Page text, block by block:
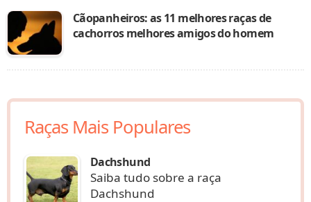
Cãopanheiros: as 11 melhores raças de
cachorros melhores amigos do homem
Raças Mais Populares
Dachshund
Saiba tudo sobre a raça
Dachshund